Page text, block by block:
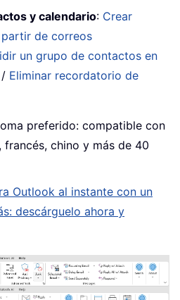
y calendario: Crear
de correos
un grupo de contactos en
/ Eliminar recordatorio de
preferido: compatible con
francés, chino y más de 40
Outlook al instante con un
descárguelo ahora y